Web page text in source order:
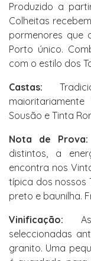
Produzido a
Colheitas
pormenores que
Porto único.
com o estilo dos
Castas:
Sousão e Tinta
Nota de Prova:
distintos, a
encontra nos
típica dos nossos
preto e baunilha.
Vinificação: As
seleccionadas
granito. Uma